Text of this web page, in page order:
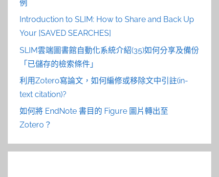
例
Introduction to SLIM: How to Share and Back Up
Your [SAVED SEARCHES]
SLIM雲端圖書館自動化系統介紹(35)如何分享及備份
「已儲存的檢索條件」
利用Zotero寫論文，如何編修或移除文中引註(in-
text citation)?
如何將 EndNote 書目的 Figure 圖片轉出至
Zotero？